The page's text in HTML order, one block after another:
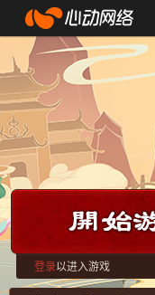
登录以进入游戏